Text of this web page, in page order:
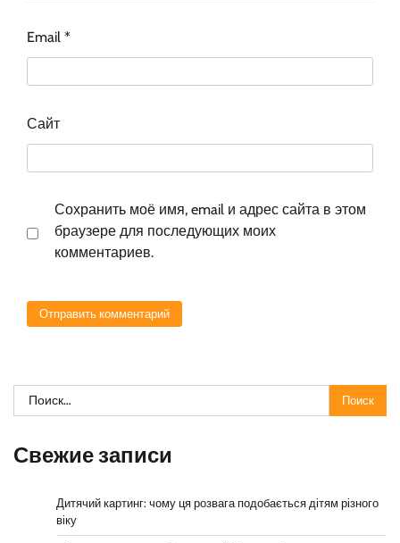
Email *
Сайт
Сохранить моё имя, email и адрес сайта в этом
браузере для последующих моих
комментариев.
Найти:
Свежие записи
Дитячий картинг: чому ця розвага подобається дітям різного
віку